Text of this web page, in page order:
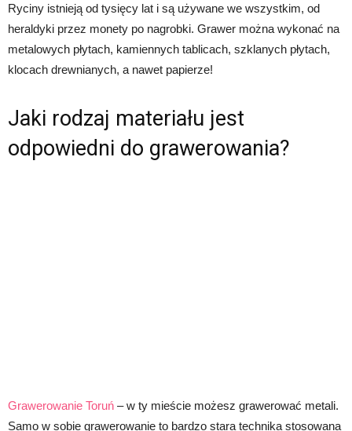
Ryciny istnieją od tysięcy lat i są używane we wszystkim, od
heraldyki przez monety po nagrobki. Grawer można wykonać na
metalowych płytach, kamiennych tablicach, szklanych płytach,
klocach drewnianych, a nawet papierze!
Jaki rodzaj materiału jest
odpowiedni do grawerowania?
Grawerowanie Toruń – w ty mieście możesz grawerować metali.
Samo w sobie grawerowanie to bardzo stara technika stosowana